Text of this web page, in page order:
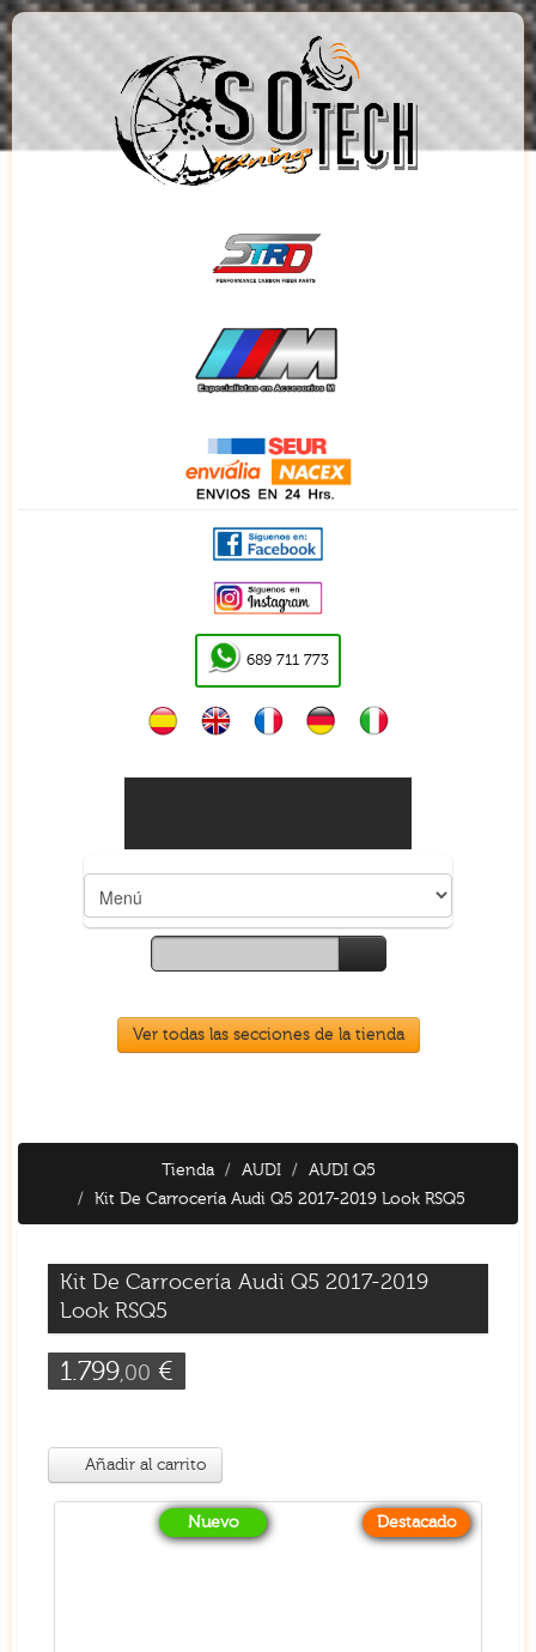
689 711 773
Ver todas las secciones de la tienda
Tienda AUDI
AUDI Q5
Kit De Carrocería Audi Q5 2017-2019 Look RSQ5
Kit De Carrocería Audi Q5 2017-2019
Look RSQ5
1.799,00 €
Añadir al carrito
Destacado
Nuevo